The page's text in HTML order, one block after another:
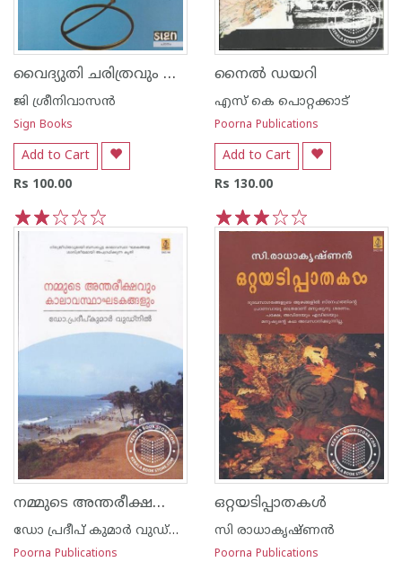
വൈദ്യുതി ചരിത്രവും ശാസ്ത്രവും
ജി ശ്രീനിവാസന്‍‌
Sign Books
Add to Cart
Rs 100.00
1
നൈല്‍ ഡയറി
എസ്‌ കെ പൊറ്റക്കാട്‌
Poorna Publications
Add to Cart
Rs 130.00
5
4
3
2
1
നമ്മുടെ അന്തരീക്ഷവും കാലാവസ്ഥാ ഘടകങ്ങ‌ളും
ഡോ പ്രദീപ് കുമാര്‍ വുഡ്നില്‍
Poorna Publications
ഒറ്റയടിപ്പാതകള്‍
സി രാധാകൃഷ്ണന്‍
Poorna Publications